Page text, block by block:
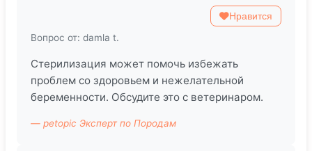
Нравится
Вопрос от: damla t.
Стерилизация может помочь избежать
проблем со здоровьем и нежелательной
беременности. Обсудите это с ветеринаром.
— petopic Эксперт по Породам